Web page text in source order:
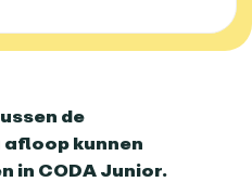
item
de
afloop kunnen
in CODA Junior.